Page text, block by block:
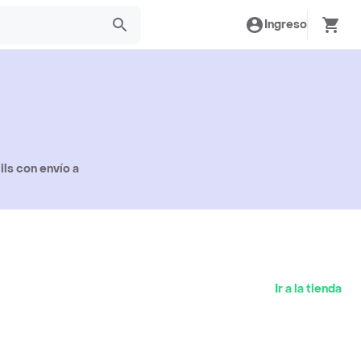
Ingreso
con envío a
Ir a la tienda